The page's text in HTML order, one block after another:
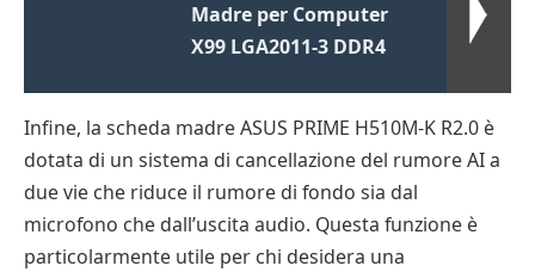
Madre per Computer
X99 LGA2011-3 DDR4
Infine, la scheda madre ASUS PRIME H510M-K R2.0 è
dotata di un sistema di cancellazione del rumore AI a
due vie che riduce il rumore di fondo sia dal
microfono che dall’uscita audio. Questa funzione è
particolarmente utile per chi desidera una